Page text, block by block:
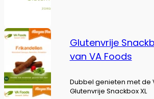
Glutenvrije
van VA Foods
Dubbel genieten met de
Glutenvrije Snackbox XL